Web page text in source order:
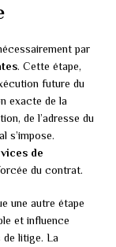
par
. Cette étape,
future du
exacte de la
de l’adresse du
s’impose.
vices de
du contrat.
une autre étape
et influence
de litige. La